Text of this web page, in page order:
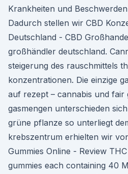
Krankheiten und
Dadurch stellen wir CBD
Deutschland - CBD
großhändler deutschland.
steigerung des rauschmittels
konzentrationen. Die einzige
auf rezept – cannabis und fair
gasmengen unterschieden
grüne pflanze so unterliegt
krebszentrum erhielten wir
Gummies Online - Review
gummies each containing 40